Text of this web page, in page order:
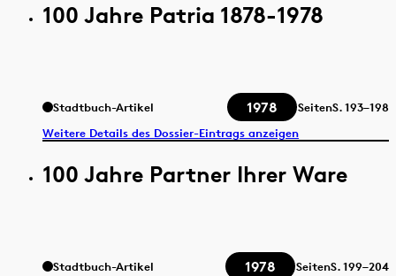
100 Jahre Patria 1878-1978
Stadtbuch-Artikel 1978 SeitenS.193–198
Weitere Details des Dossier-Eintrags anzeigen
100 Jahre Partner Ihrer Ware
Stadtbuch-Artikel 1978 SeitenS.199–204